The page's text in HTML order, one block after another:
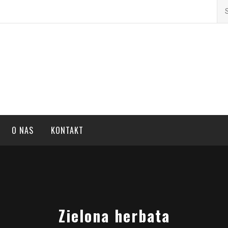
tematyce sportu,
O NAS KONTAKT
Zielona herbata